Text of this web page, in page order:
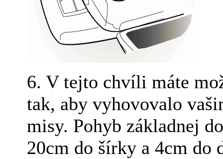
6. V tejto chvíli máte
tak, aby vyhovovalo
misy. Pohyb základnej
20cm do šírky a 4cm do